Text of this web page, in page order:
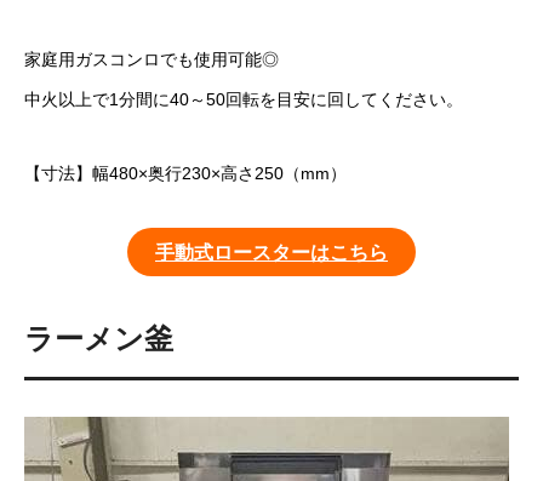
家庭用ガスコンロでも使用可能◎
中火以上で1分間に40～50回転を目安に回してください。
【寸法】幅480×奥行230×高さ250（mm）
手動式ロースターはこちら
ラーメン釜